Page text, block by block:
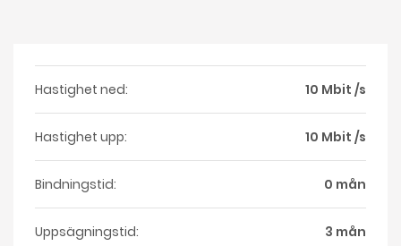
Hastighet ned: 10 Mbit /s
Hastighet upp: 10 Mbit /s
Bindningstid: 0 mån
Uppsägningstid: 3 mån